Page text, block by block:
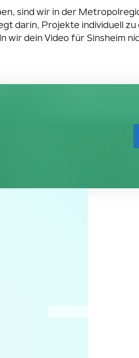
sind wir in der
darin, Projekte individuell zu
wir dein Video für Sinsheim